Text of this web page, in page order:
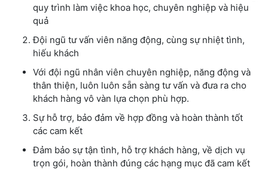
quy trình làm việc khoa học, chuyên nghiệp và hiệu
quả
Đội ngũ tư vấn viên năng động, cùng sự nhiệt tình,
hiếu khách
Với đội ngũ nhân viên chuyên nghiệp, năng động và
thân thiện, luôn luôn sẵn sàng tư vấn và đưa ra cho
khách hàng vô vàn lựa chọn phù hợp.
Sự hỗ trợ, bảo đảm về hợp đồng và hoàn thành tốt
các cam kết
Đảm bảo sự tận tình, hỗ trợ khách hàng, về dịch vụ
trọn gói, hoàn thành đúng các hạng mục đã cam kết